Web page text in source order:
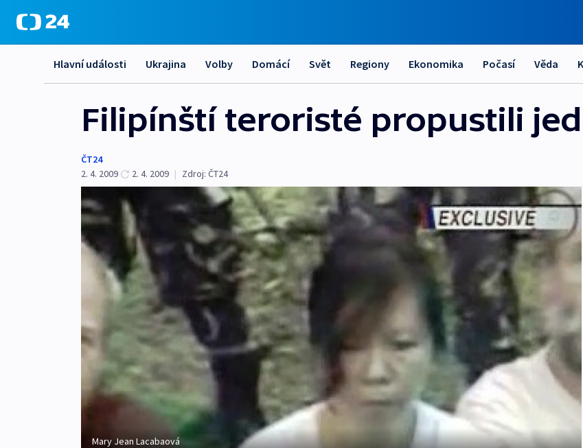
Hlavní události Ukrajina Volby Domácí Svět Regiony Ekonomika Počasí Věda
Filipínští teroristé propustili
ČT24
2. 4. 2009
2. 4. 2009 | Zdroj: ČT24
Mary Jean Lacabaová